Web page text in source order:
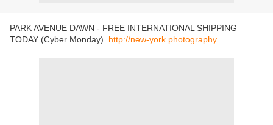
PARK AVENUE DAWN - FREE INTERNATIONAL SHIPPING
TODAY (Cyber Monday). http://new-york.photography